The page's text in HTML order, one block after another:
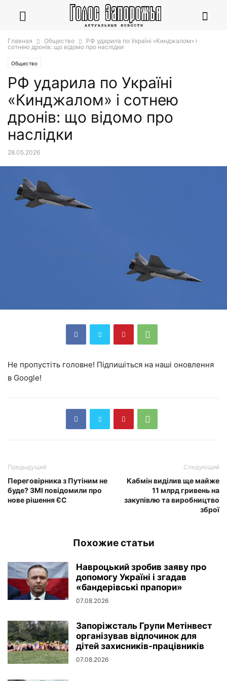
Главная Общество
РФ ударила по Україні «Кинджалом» і
сотнею дронів: що відомо про наслідки
Общество
РФ ударила по Україні
«Кинджалом» і сотнею
дронів: що відомо про
наслідки
28.05.2026
Не пропустіть головне! Підпишіться на наші оновлення
в Google!
Предыдущий
Переговірника з Путіним не
буде? ЗМІ повідомили про
нове рішення ЄС
Следующий
Кабмін виділив ще майже
11 млрд гривень на
закупівлю та виробництво
зброї
Похожие статьи
Навроцький зробив заяву про
допомогу Україні і згадав
«бандерівські прапори»
07.08.2026
Запоріжсталь Групи Метінвест
організував відпочинок для
дітей захисників-працівників
07.08.2026